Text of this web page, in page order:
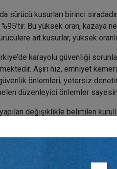
kusurları birinci
Bu yüksek oran, kazaya
ait kusurlar, yüksek
karayolu güvenliği
Aşırı hız, emniyet
önlemleri, yetersiz
düzenleyici önlemler
değişiklikle belirtilen
birlikte, bunun da zamanla